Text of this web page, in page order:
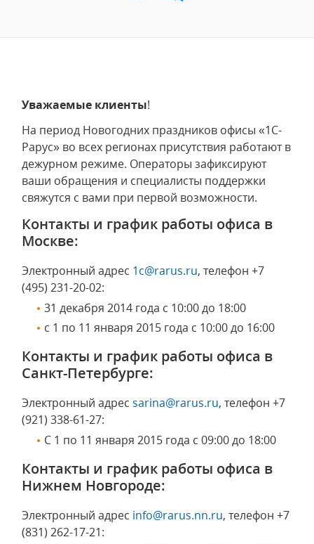
Уважаемые клиенты!
На период Новогодних праздников офисы «1С-
Рарус» во всех регионах присутствия работают в
дежурном режиме. Операторы зафиксируют
ваши обращения и специалисты поддержки
свяжутся с вами при первой возможности.
Контакты и график работы офиса в
Москве:
Электронный адрес 1c@rarus.ru, телефон +7
(495) 231-20-02:
31 декабря 2014 года с 10:00 до 18:00
с 1 по 11 января 2015 года с 10:00 до 16:00
Контакты и график работы офиса в
Санкт-Петербурге:
Электронный адрес sarina@rarus.ru, телефон +7
(921) 338-61-27:
С 1 по 11 января 2015 года с 09:00 до 18:00
Контакты и график работы офиса в
Нижнем Новгороде:
Электронный адрес info@rarus.nn.ru, телефон +7
(831) 262-17-21: